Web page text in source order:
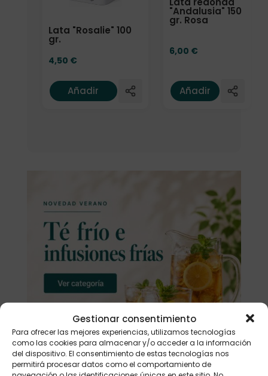
Gestionar consentimiento
Para ofrecer las mejores experiencias, utilizamos tecnologías
como las cookies para almacenar y/o acceder a la información
del dispositivo. El consentimiento de estas tecnologías nos
permitirá procesar datos como el comportamiento de
Lata "Rosalie" 100
gr.
4,50 €
Añadir
"Andalusia" 150
gr. Rosa
6,00 €
Añadir